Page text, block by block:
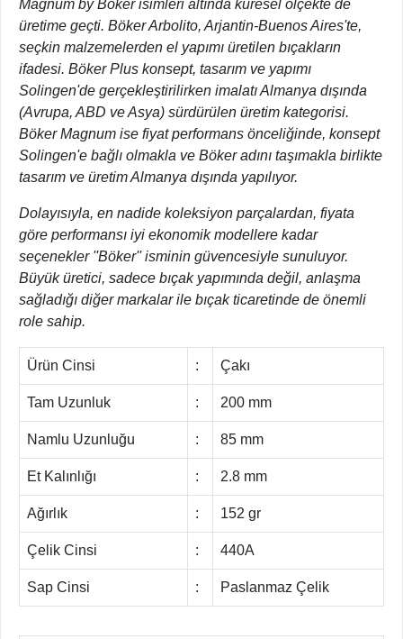
Magnum by Böker isimleri altında küresel ölçekte de
üretime geçti. Böker Arbolito, Arjantin-Buenos Aires'te,
seçkin malzemelerden el yapımı üretilen bıçakların
ifadesi. Böker Plus konsept, tasarım ve yapımı
Solingen'de gerçekleştirilirken imalatı Almanya dışında
(Avrupa, ABD ve Asya) sürdürülen üretim kategorisi.
Böker Magnum ise fiyat performans önceliğinde, konsept
Solingen'e bağlı olmakla ve Böker adını taşımakla birlikte
tasarım ve üretim Almanya dışında yapılıyor.
Dolayısıyla, en nadide koleksiyon parçalardan, fiyata
göre performansı iyi ekonomik modellere kadar
seçenekler ''Böker'' isminin güvencesiyle sunuluyor.
Büyük üretici, sadece bıçak yapımında değil, anlaşma
sağladığı diğer markalar ile bıçak ticaretinde de önemli
role sahip.
Ürün Cinsi : Çakı
Tam Uzunluk : 200 mm
Namlu Uzunluğu : 85 mm
Et Kalınlığı : 2.8 mm
Ağırlık : 152 gr
Çelik Cinsi : 440A
Sap Cinsi : Paslanmaz Çelik